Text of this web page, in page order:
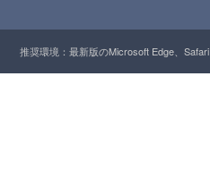
推奨環境：最新版のMicrosoft Edge、